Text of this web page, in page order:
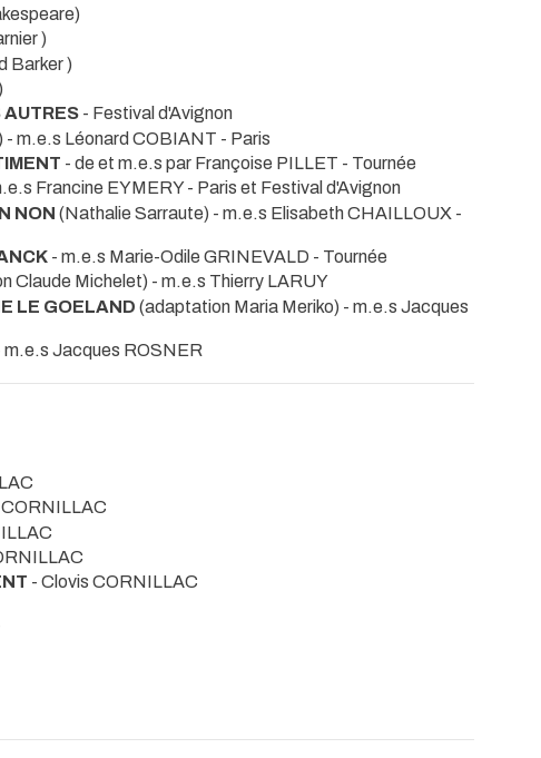
)
Barker )
AUTRES - Festival d'Avignon
- m.e.s Léonard COBIANT - Paris
- de et m.e.s par Françoise PILLET - Tournée
Francine EYMERY- Paris et Festival d'Avignon
NON (Nathalie Sarraute) - m.e.s Elisabeth CHAILLOUX -
- m.e.s Marie-Odile GRINEVALD - Tournée
Claude Michelet) - m.e.s Thierry LARUY
LE GOELAND (adaptation Maria Meriko) - m.e.s Jacques
m.e.s Jacques ROSNER
CORNILLAC
- Clovis CORNILLAC